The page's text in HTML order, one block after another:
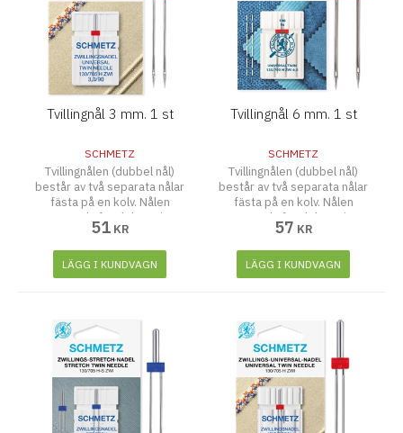
Tvillingnål 3 mm. 1 st
SCHMETZ
Tvillingnålen (dubbel nål)
består av två separata nålar
fästa på en kolv. Nålen
används för dekorativ
sömnad, kantstickning och
stråveck.
51 KR
LÄGG I KUNDVAGN
Tvillingnål 6 mm. 1 st
SCHMETZ
Tvillingnålen (dubbel nål)
består av två separata nålar
fästa på en kolv. Nålen
används för dekorativ
sömnad, kantstickning och
stråveck.
57 KR
LÄGG I KUNDVAGN